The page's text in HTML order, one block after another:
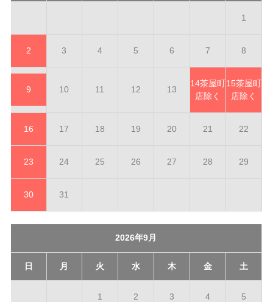
1
2 3 4 5 6 7 8
9 10 11 12 13
14茶屋町
店除く
15茶屋町
店除く
16 17 18 19 20 21 22
23 24 25 26 27 28 29
30 31
2026年9月
日 月 火 水 木 金 土
1 2 3 4 5